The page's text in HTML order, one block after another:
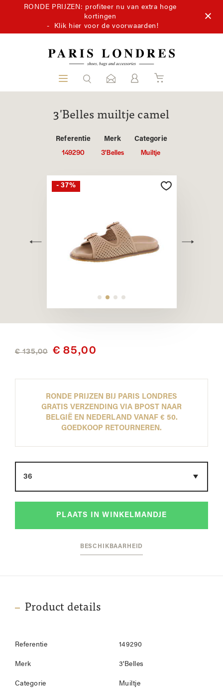
RONDE PRIJZEN: profiteer nu van extra hoge
kortingen
- Klik hier voor de voorwaarden!
3'Belles muiltje camel
Referentie
149290
Merk
3'Belles
Categorie
Muiltje
- 37%
€ 135,00 € 85,00
RONDE PRIJZEN BIJ PARIS LONDRES
GRATIS VERZENDING VIA BPOST NAAR
BELGIË EN NEDERLAND VANAF € 50.
GOEDKOOP RETOURNEREN.
PLAATS IN WINKELMANDJE
BESCHIKBAARHEID
Product details
Referentie 149290
Merk 3'Belles
Categorie Muiltje